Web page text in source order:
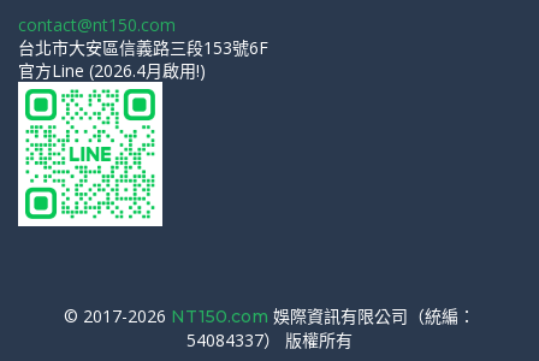
contact@nt150.com
台北市大安區信義路三段153號6F
官方Line (2026.4月啟用!)
© 2017-2026 NT150.com 娛際資訊有限公司（統編：
54084337） 版權所有